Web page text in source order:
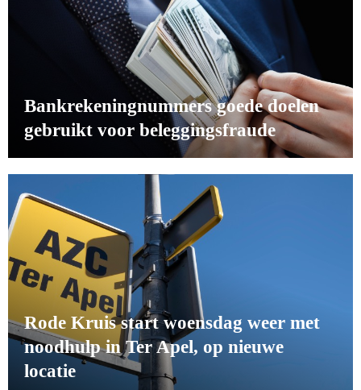
Bankrekeningnummers goede doelen
gebruikt voor beleggingsfraude
Rode Kruis start woensdag weer met
noodhulp in Ter Apel, op nieuwe
locatie